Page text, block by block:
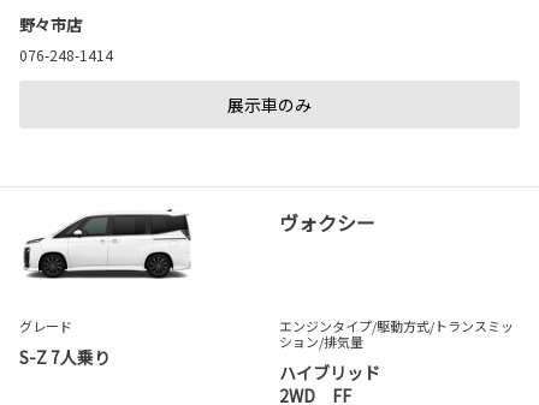
野々市店
076-248-1414
展示車のみ
ヴォクシー
グレード
S-Z 7人乗り
エンジンタイプ/駆動方式/トランスミッ
ション/排気量
ハイブリッド
2WD FF